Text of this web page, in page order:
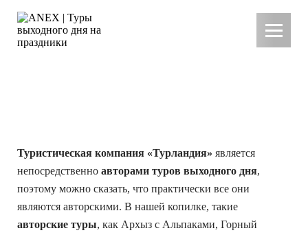
Туристическая компания «Турландия» является
непосредственно авторами туров выходного дня,
поэтому можно сказать, что практически все они
являются авторскими. В нашей копилке, такие
авторские туры, как Архыз с Альпаками, Горный